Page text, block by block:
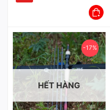
-17%
HẾT HÀNG